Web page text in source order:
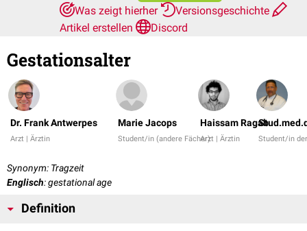
Was zeigt hierher
Versionsgeschichte
Artikel erstellen
Discord
Gestationsalter
Dr. Frank Antwerpes
Arzt | Ärztin
Marie Jacops
Student/in (andere Fächer)
Haissam Ragab
Arzt | Ärztin Student/in
Synonym: Tragzeit
Englisch: gestational age
Definition